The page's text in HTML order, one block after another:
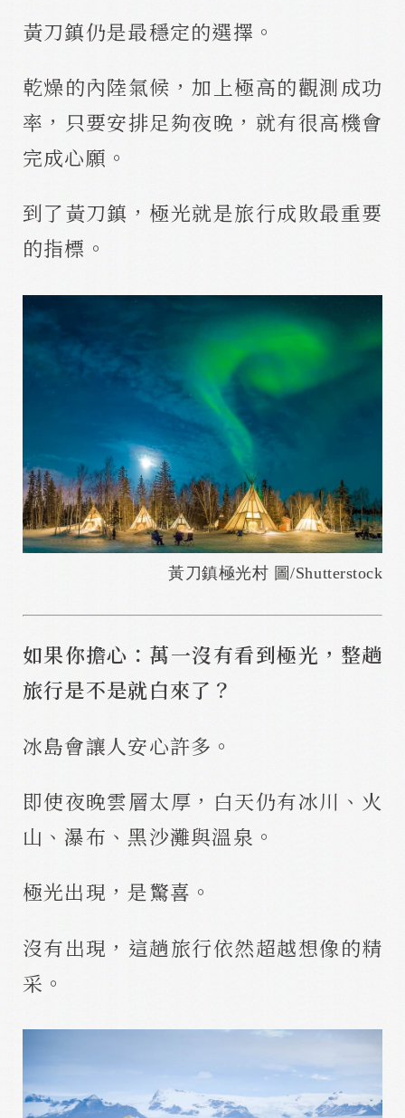
黃刀鎮仍是最穩定的選擇。
乾燥的內陸氣候，加上極高的觀測成功
率，只要安排足夠夜晚，就有很高機會
完成心願。
到了黃刀鎮，極光就是旅行成敗最重要
的指標。
黃刀鎮極光村 圖/Shutterstock
如果你擔心：萬一沒有看到極光，整趟
旅行是不是就白來了？
冰島會讓人安心許多。
即使夜晚雲層太厚，白天仍有冰川、火
山、瀑布、黑沙灘與溫泉。
極光出現，是驚喜。
沒有出現，這趟旅行依然超越想像的精
采。